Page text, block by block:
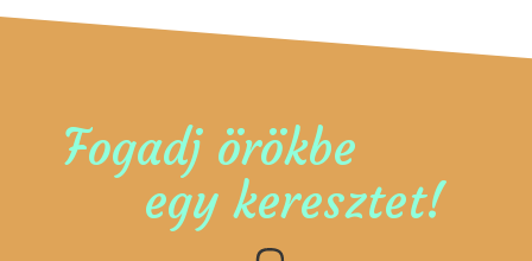
Fogadj örökbe
egy keresztet!